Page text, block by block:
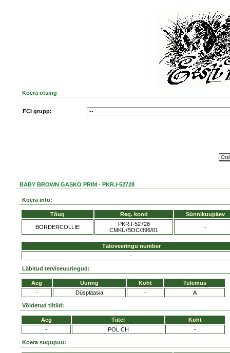
Koera otsing
FCI grupp:
BABY BROWN GASKO PRIM - PKR.I-52728
Koera info:
Tõug Reg. kood Sünnikuupäev
BORDERCOLLIE
PKR.I-52728
CMKU/BOC/396/01
-
Tätoveeringu number
-
Läbitud terviseuuringud:
Aeg Uuring Koht
Tulemus
-
Düsplaasia - A
Võidetud tiitlid:
Aeg Tiitel
Koht
-
POL CH -
Koera sugupuu: